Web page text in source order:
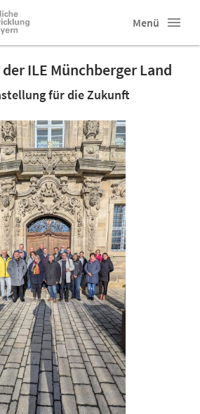
Menü
ILE Münchberger Land
für die Zukunft